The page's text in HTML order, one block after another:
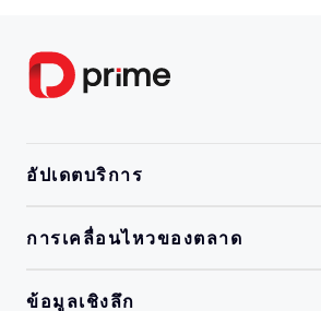
อัปเดตบริการ
การเคลื่อนไหวของตลาด
ข้อมูลเชิงลึก